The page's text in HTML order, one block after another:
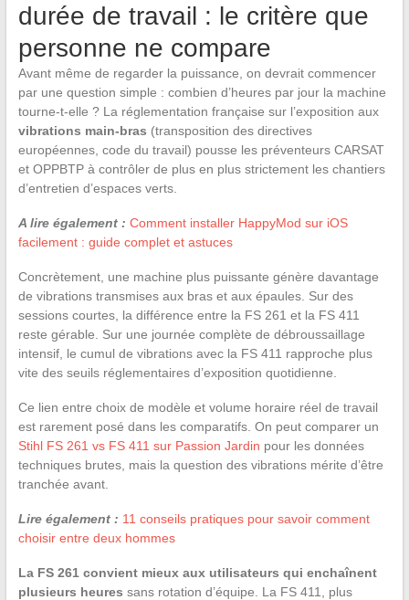
durée de travail : le critère que
personne ne compare
Avant même de regarder la puissance, on devrait commencer
par une question simple : combien d’heures par jour la machine
tourne-t-elle ? La réglementation française sur l’exposition aux
vibrations main-bras (transposition des directives
européennes, code du travail) pousse les préventeurs CARSAT
et OPPBTP à contrôler de plus en plus strictement les chantiers
d’entretien d’espaces verts.
A lire également : Comment installer HappyMod sur iOS
facilement : guide complet et astuces
Concrètement, une machine plus puissante génère davantage
de vibrations transmises aux bras et aux épaules. Sur des
sessions courtes, la différence entre la FS 261 et la FS 411
reste gérable. Sur une journée complète de débroussaillage
intensif, le cumul de vibrations avec la FS 411 rapproche plus
vite des seuils réglementaires d’exposition quotidienne.
Ce lien entre choix de modèle et volume horaire réel de travail
est rarement posé dans les comparatifs. On peut comparer un
Stihl FS 261 vs FS 411 sur Passion Jardin pour les données
techniques brutes, mais la question des vibrations mérite d’être
tranchée avant.
Lire également : 11 conseils pratiques pour savoir comment
choisir entre deux hommes
La FS 261 convient mieux aux utilisateurs qui enchaînent
plusieurs heures sans rotation d’équipe. La FS 411, plus